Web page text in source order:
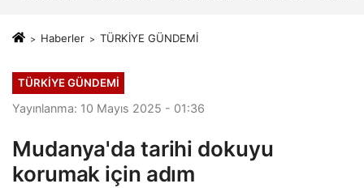
Haberler TÜRKİYE GÜNDEMİ
TÜRKİYE GÜNDEMİ
Yayınlanma: 10 Mayıs 2025 - 01:36
Mudanya'da tarihi dokuyu
korumak için adım